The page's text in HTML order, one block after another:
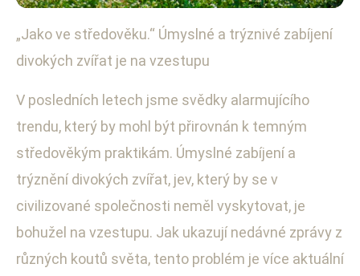
Ochrana životního prostředí
Alarmující: Úmyslné trýznění
divokých zvířat stále vzrůstá
12. 8. 2025 · 3 min čtení · Autor: Anna Švecová
„Jako ve středověku.“ Úmyslné a trýznivé zabíjení
divokých zvířat je na vzestupu
V posledních letech jsme svědky alarmujícího
trendu, který by mohl být přirovnán k temným
středověkým praktikám. Úmyslné zabíjení a
trýznění divokých zvířat, jev, který by se v
civilizované společnosti neměl vyskytovat, je
bohužel na vzestupu. Jak ukazují nedávné zprávy z
různých koutů světa, tento problém je více aktuální